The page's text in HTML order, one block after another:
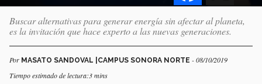
Buscar alternativas para generar energía sin afectar al planeta,
es la invitación que hace experto a las nuevas generaciones.
Por MASATO SANDOVAL |CAMPUS SONORA NORTE - 08/10/2019
Tiempo estimado de lectura:3 mins